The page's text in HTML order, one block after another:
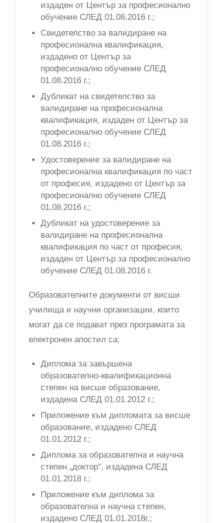
издаден от Център за професионално
обучение СЛЕД 01.08.2016 г.;
Свидетелство за валидиране на
професионална квалификация,
издадено от Център за
професионално обучение СЛЕД
01.08.2016 г.;
Дубликат на свидетелство за
валидиране на професионална
квалификация, издаден от Център за
професионално обучение СЛЕД
01.08.2016 г.;
Удостоверение за валидиране на
професионална квалификация по част
от професия, издадено от Център за
професионално обучение СЛЕД
01.08.2016 г.;
Дубликат на удостоверение за
валидиране на професионална
квалификация по част от професия,
издаден от Център за професионално
обучение СЛЕД 01.08.2016 г.
Образователните документи от висши
училища и научни организации, които
могат да се подават през програмата за
електронен апостил са:
Диплома за завършена
образователно-квалификационна
степен на висше образование,
издадена СЛЕД 01.01.2012 г.;
Приложение към дипломата за висше
образование, издадено СЛЕД
01.01.2012 г.;
Диплома за образователна и научна
степен „доктор“, издадена СЛЕД
01.01.2018 г.;
Приложение към диплома за
образователна и научна степен,
издадено СЛЕД 01.01.2018г.;